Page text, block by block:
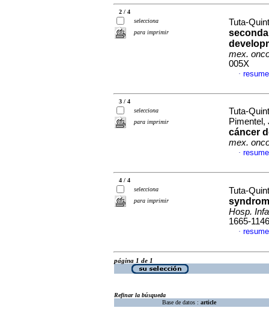
2 / 4
selecciona
para imprimir
Tuta-
mex.
005X
·
3 / 4
selecciona
para imprimir
Tuta-
cáncer
mex.
·
4 / 4
selecciona
para imprimir
Tuta-
Hosp.
1665-1146
·
página 1 de 1
Refinar la búsqueda
Base de datos : article